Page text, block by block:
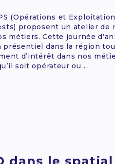
(Opérations et
proposent un atelier de
métiers. Cette journée
présentiel dans la région
d’intérêt dans nos
soit opérateur ou ...
dans le